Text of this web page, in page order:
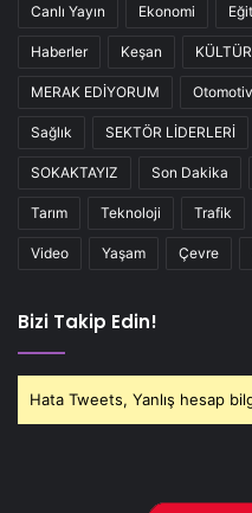
Canlı Yayın Ekonomi
Haberler Keşan KÜLTÜR
MERAK EDİYORUM Otomotiv
Sağlık SEKTÖR LİDERLERİ
SOKAKTAYIZ Son Dakika
Tarım Teknoloji Trafik
Video Yaşam Çevre
Bizi Takip Edin!
Hata Tweets, Yanlış hesap